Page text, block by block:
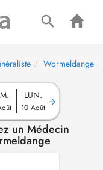
Wormeldange
LUN.
10 Août
un Médecin